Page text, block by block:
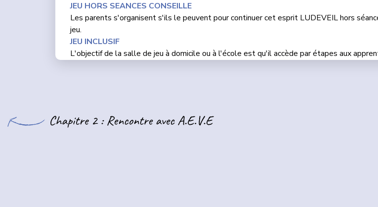
JEU HORS SEANCES CONSEILLE
Les parents s'organisent s'ils le peuvent pour continuer cet esprit LUDEVEIL hors
jeu.
JEU INCLUSIF
L'objectif de la salle de jeu à domicile ou à l'école est qu'il accède par étapes aux